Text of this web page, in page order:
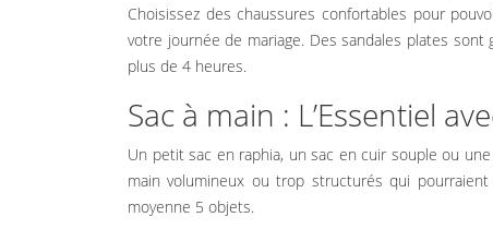
ET DÉTAILS
DÉCORATIFS
RESTAURATION
ET TRAITEUR
Choisissez des chaussures confortables pour
votre journée de mariage. Des sandales plates
plus de 4 heures.
Sac à main : L’Essentiel
Un petit sac en raphia, un sac en cuir souple ou
main volumineux ou trop structurés qui
moyenne 5 objets.